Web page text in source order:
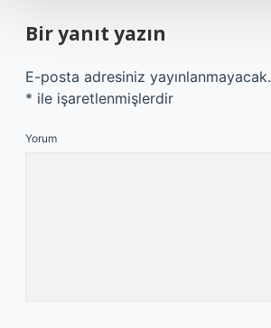
Bir yanıt yazın
E-posta adresiniz yayınlanmayacak.
* ile işaretlenmişlerdir
Yorum